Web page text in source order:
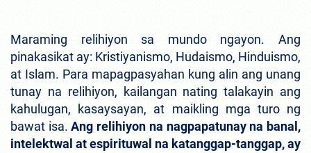
Maraming relihiyon sa mundo ngayon. Ang
pinakasikat ay: Kristiyanismo, Hudaismo, Hinduismo,
at Islam. Para mapagpasyahan kung alin ang unang
tunay na relihiyon, kailangan nating talakayin ang
kahulugan, kasaysayan, at maikling mga turo ng
bawat isa.Ang relihiyon na nagpapatunay na banal,
intelektwal at espirituwal na katanggap-tanggap, ay